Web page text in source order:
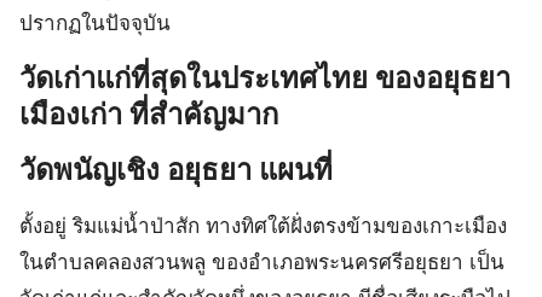
ปรากฏในปัจจุบัน
วัดเก่าแก่ที่สุดในประเทศไทย ของอยุธยา
เมืองเก่า ที่สำคัญมาก
วัดพนัญเชิง อยุธยา แผนที่
ตั้งอยู่ ริมแม่น้ำป่าสัก ทางทิศใต้ฝั่งตรงข้ามของเกาะเมือง
ในตำบลคลองสวนพลู ของอำเภอพระนครศรีอยุธยา เป็น